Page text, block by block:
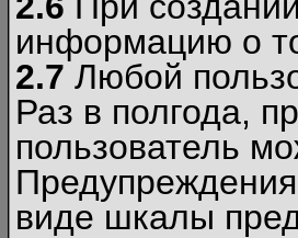
информацию о
2.7 Любой
Раз в полгода,
пользователь
виде шкалы